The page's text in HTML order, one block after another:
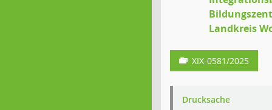
Landkreis
XIX-0581/2025
Drucksache